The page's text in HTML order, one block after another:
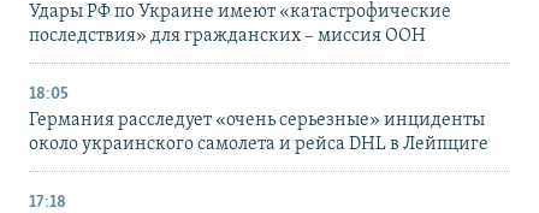
Удары РФ по Украине имеют «катастрофические
последствия» для гражданских – миссия ООН
18:05
Германия расследует «очень серьезные» инциденты
около украинского самолета и рейса DHL в Лейпциге
17:18